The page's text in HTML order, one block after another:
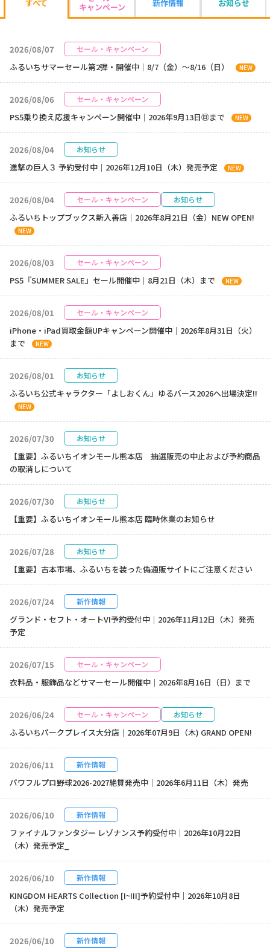
すべて キャンペーン 新作情報 お知らせ
2026/08/07 セール・キャンペーン
ふるいちサマーセール第2弾・開催中｜8/7（金）～8/16（日） NEW
2026/08/06 セール・キャンペーン
PS5乗り換え応援キャンペーン開催中｜2026年9月13日㊐まで NEW
2026/08/04 お知らせ
進撃の巨人３ 予約受付中｜2026年12月10日（木）発売予定 NEW
2026/08/04 セール・キャンペーン お知らせ
ふるいちトップブックス新入善店｜2026年8月21日（金）NEW OPEN!
NEW
2026/08/03 セール・キャンペーン
PS5『SUMMER SALE』セール開催中｜8月21日（木）まで NEW
2026/08/01 セール・キャンペーン
iPhone・iPad買取金額UPキャンペーン開催中｜2026年8月31日（火）
まで
NEW
2026/08/01 お知らせ
ふるいち公式キャラクター「よしおくん」ゆるバース2026へ出場決定!!
NEW
2026/07/30 お知らせ
【重要】ふるいちイオンモール熊本店 抽選販売の中止および予約商品
の取消しについて
2026/07/30 お知らせ
【重要】ふるいちイオンモール熊本店 臨時休業のお知らせ
2026/07/28 お知らせ
【重要】古本市場、ふるいちを装った偽通販サイトにご注意ください
2026/07/24 新作情報
グランド・セフト・オートVI予約受付中｜2026年11月12日（木）発売
予定
2026/07/15 セール・キャンペーン
衣料品・服飾品などサマーセール開催中｜2026年8月16日（日）まで
2026/06/24 セール・キャンペーン お知らせ
ふるいちパークプレイス大分店｜2026年07月9日（木) GRAND OPEN!
2026/06/11 新作情報
パワフルプロ野球2026-2027絶賛発売中｜2026年6月11日（木）発売
2026/06/10 新作情報
ファイナルファンタジー レゾナンス予約受付中｜2026年10月22日
（木）発売予定_
2026/06/10 新作情報
KINGDOM HEARTS Collection [I~III]予約受付中｜2026年10月8日
（木）発売予定
2026/06/10 新作情報